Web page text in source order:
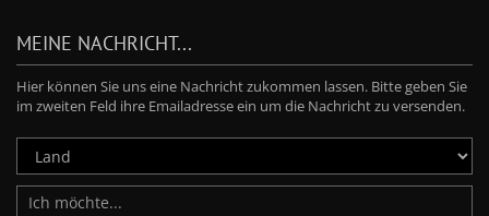
MEINE NACHRICHT...
Hier können Sie uns eine Nachricht zukommen lassen. Bitte geben Sie
im zweiten Feld ihre Emailadresse ein um die Nachricht zu versenden.